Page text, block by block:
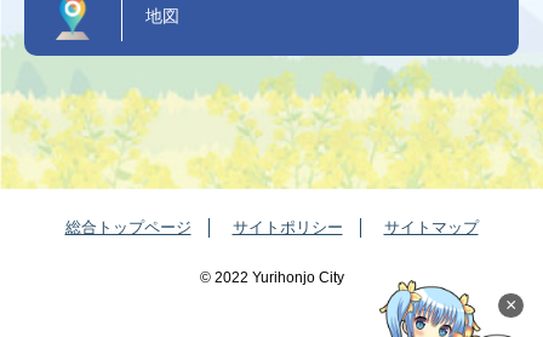
×
地図
総合トップページ サイトポリシー サイトマップ
©️ 2022 Yurihonjo City